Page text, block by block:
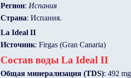
Регион: Испания
Страна: Испания.
La Ideal II
Источник: Firgas (Gran Canaria)
Состав воды La Ideal II
Общая минерализация (TDS): 492